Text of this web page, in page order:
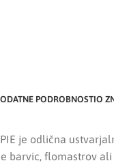
PODROBNOSTIO
je odlična
barvic, flomastrov